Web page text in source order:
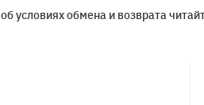
условиях обмена и возврата